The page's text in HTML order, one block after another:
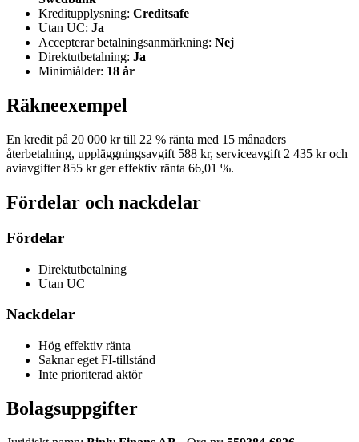
Kreditupplysning: Creditsafe
Utan UC: Ja
Accepterar betalningsanmärkning: Nej
Direktutbetalning: Ja
Minimiålder: 18 år
Räkneexempel
En kredit på 20 000 kr till 22 % ränta med 15 månaders
återbetalning, uppläggningsavgift 588 kr, serviceavgift 2 435 kr och
aviavgifter 855 kr ger effektiv ränta 66,01 %.
Fördelar och nackdelar
Fördelar
Direktutbetalning
Utan UC
Nackdelar
Hög effektiv ränta
Saknar eget FI-tillstånd
Inte prioriterad aktör
Bolagsuppgifter